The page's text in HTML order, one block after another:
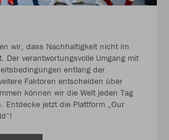
wir, dass Nachhaltigkeit nicht im
Der verantwortungsvolle Umgang mit
entlang der
Faktoren entscheiden über
können wir die Welt jeden Tag
Entdecke jetzt die Plattform „Our